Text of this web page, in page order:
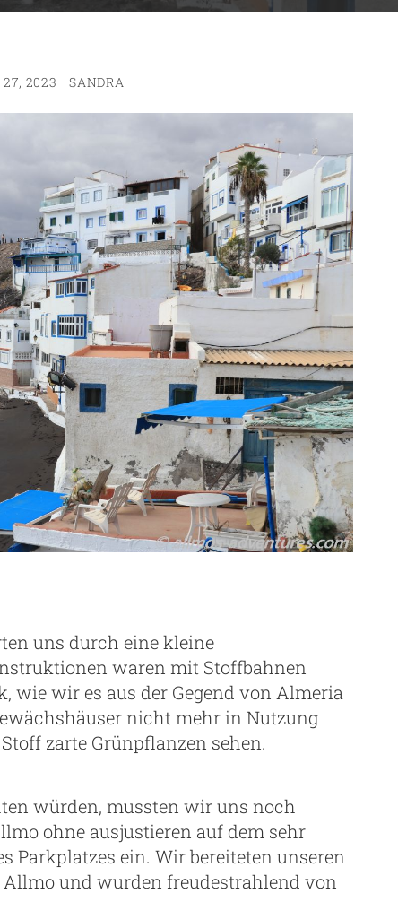
2023 SANDRA
uns durch eine kleine
waren mit Stoffbahnen
wir es aus der Gegend von Almeria
nicht mehr in Nutzung
zarte Grünpflanzen sehen.
würden, mussten wir uns noch
ohne ausjustieren auf dem sehr
Parkplatzes ein. Wir bereiteten unseren
und wurden freudestrahlend von